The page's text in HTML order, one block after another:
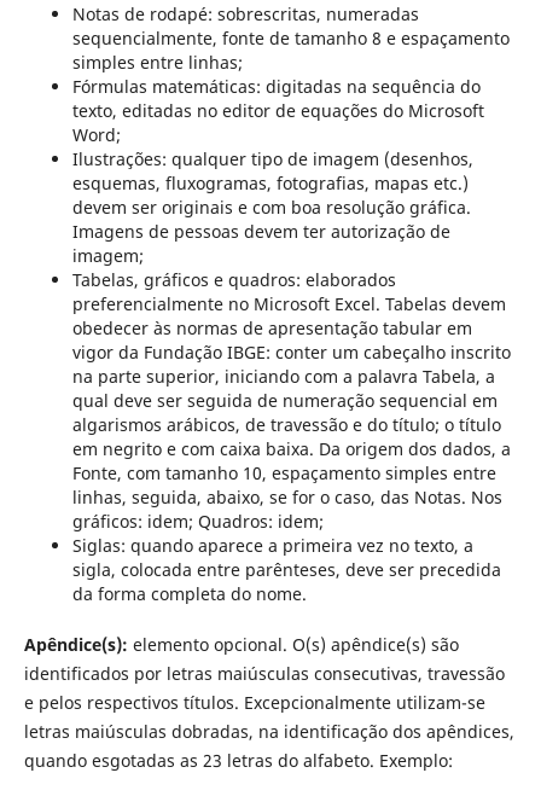
Notas de rodapé: sobrescritas, numeradas
sequencialmente, fonte de tamanho 8 e espaçamento
simples entre linhas;
Fórmulas matemáticas: digitadas na sequência do
texto, editadas no editor de equações do Microsoft
Word;
Ilustrações: qualquer tipo de imagem (desenhos,
esquemas, fluxogramas, fotografias, mapas etc.)
devem ser originais e com boa resolução gráfica.
Imagens de pessoas devem ter autorização de
imagem;
Tabelas, gráficos e quadros: elaborados
preferencialmente no Microsoft Excel. Tabelas devem
obedecer às normas de apresentação tabular em
vigor da Fundação IBGE: conter um cabeçalho inscrito
na parte superior, iniciando com a palavra Tabela, a
qual deve ser seguida de numeração sequencial em
algarismos arábicos, de travessão e do título; o título
em negrito e com caixa baixa. Da origem dos dados, a
Fonte, com tamanho 10, espaçamento simples entre
linhas, seguida, abaixo, se for o caso, das Notas. Nos
gráficos: idem; Quadros: idem;
Siglas: quando aparece a primeira vez no texto, a
sigla, colocada entre parênteses, deve ser precedida
da forma completa do nome.
Apêndice(s): elemento opcional. O(s) apêndice(s) são
identificados por letras maiúsculas consecutivas, travessão
e pelos respectivos títulos. Excepcionalmente utilizam-se
letras maiúsculas dobradas, na identificação dos apêndices,
quando esgotadas as 23 letras do alfabeto. Exemplo: